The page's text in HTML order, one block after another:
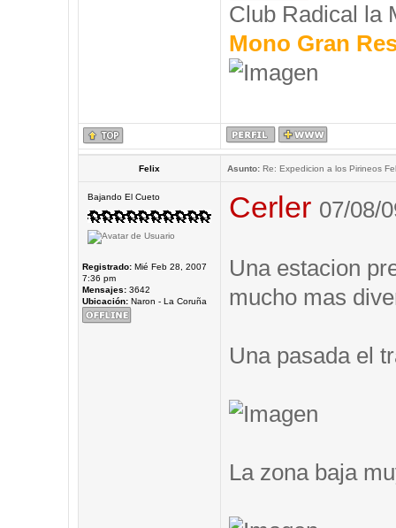
Club Radical la
Mono Gran
Felix Asunto:Re: Expedicion a los Pirineos
Bajando El Cueto
Registrado:Mié Feb 28, 2007
7:36 pm
Mensajes:3642
Ubicación:Naron - La Coruña
Cerler 07/08/
Una estacion
mucho mas
Una pasada el
La zona baja